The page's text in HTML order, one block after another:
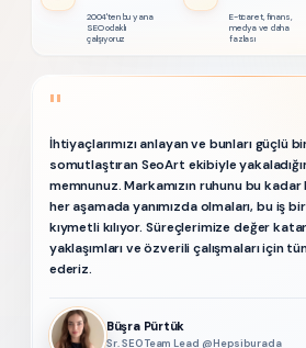
2004'ten bu yana
SEO odaklı
çalışıyoruz
E-ticaret, finans,
medya ve daha
fazlası
"
İhtiyaçlarımızı anlayan ve bunları güçlü
somutlaştıran SeoArt ekibiyle
memnunuz. Markamızın ruhunu bu kadar
her aşamada yanımızda olmaları, bu iş
kıymetli kılıyor. Süreçlerimize değer
yaklaşımları ve özverili çalışmaları için
ederiz.
Büşra Pürtük
Sr. SEO Team Lead @Hepsiburada